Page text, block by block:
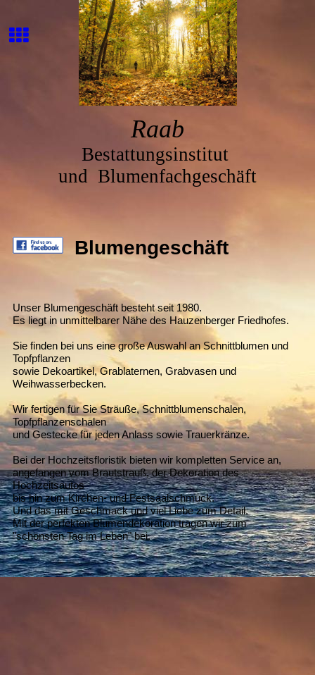
Raab
Bestattungsinstitut
und Blumenfachgeschäft
Blumengeschäft
Unser Blumengeschäft besteht seit 1980.
Es liegt in unmittelbarer Nähe des Hauzenberger Friedhofes.
Sie finden bei uns eine große Auswahl an Schnittblumen und
Topfpflanzen
sowie Dekoartikel, Grablaternen, Grabvasen und
Weihwasserbecken.
Wir fertigen für Sie Sträuße, Schnittblumenschalen,
Topfpflanzenschalen
und Gestecke für jeden Anlass sowie Trauerkränze.
Bei der Hochzeitsfloristik bieten wir kompletten Service an,
angefangen vom Brautstrauß, der Dekoration des
Hochzeitsautos
bis hin zum Kirchen- und Festsaalschmuck.
Und das mit Geschmack und viel Liebe zum Detail.
Mit der perfekten Blumendekoration tragen wir zum
"schönsten Tag im Leben" bei.